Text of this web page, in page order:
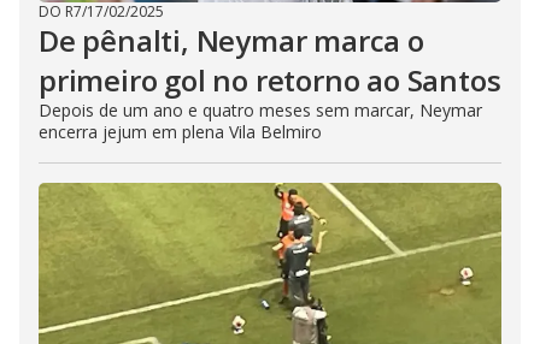
DO R7/17/02/2025
De pênalti, Neymar marca o
primeiro gol no retorno ao Santos
Depois de um ano e quatro meses sem marcar, Neymar
encerra jejum em plena Vila Belmiro